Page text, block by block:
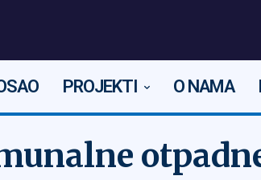
PROJEKTI O NAMA